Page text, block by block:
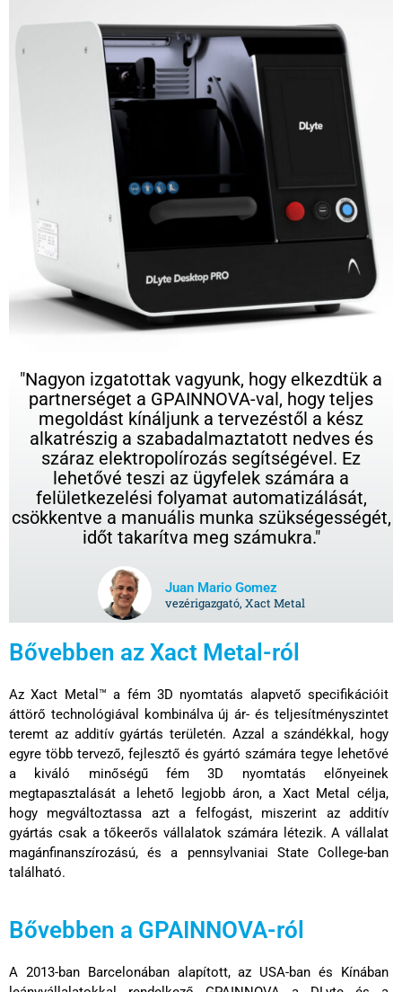
"Nagyon izgatottak vagyunk, hogy elkezdtük a
partnerséget a GPAINNOVA-val, hogy teljes
megoldást kínáljunk a tervezéstől a kész
alkatrészig a szabadalmaztatott nedves és
száraz elektropolírozás segítségével. Ez
lehetővé teszi az ügyfelek számára a
felületkezelési folyamat automatizálását,
csökkentve a manuális munka szükségességét,
időt takarítva meg számukra."
Juan Mario Gomez
vezérigazgató, Xact Metal
Bővebben az Xact Metal-ról
Az Xact Metal™ a fém 3D nyomtatás alapvető specifikációit
áttörő technológiával kombinálva új ár- és teljesítményszintet
teremt az additív gyártás területén. Azzal a szándékkal, hogy
egyre több tervező, fejlesztő és gyártó számára tegye lehetővé
a kiváló minőségű fém 3D nyomtatás előnyeinek
megtapasztalását a lehető legjobb áron, a Xact Metal célja,
hogy megváltoztassa azt a felfogást, miszerint az additív
gyártás csak a tőkeerős vállalatok számára létezik. A vállalat
magánfinanszírozású, és a pennsylvaniai State College-ban
található.
Bővebben a GPAINNOVA-ról
A 2013-ban Barcelonában alapított, az USA-ban és Kínában